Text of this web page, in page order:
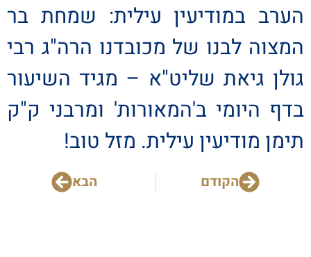
הערב במודיעין עילית: שמחת בר
המצוה לבנו של מכובדנו הרה"ג רבי
גולן גיאת שליט"א – מגיד השיעור
בדף היומי ב'המאורות' ומרבני ק"ק
תימן מודיעין עילית. מזל טוב!
הקודם הבא